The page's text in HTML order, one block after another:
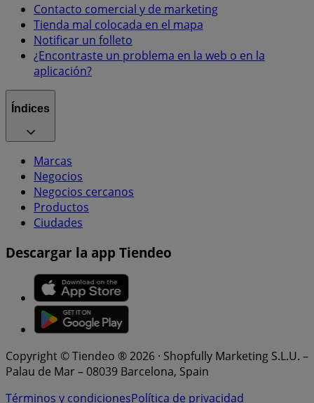
Contacto comercial y de marketing
Tienda mal colocada en el mapa
Notificar un folleto
¿Encontraste un problema en la web o en la
aplicación?
Índices
Marcas
Negocios
Negocios cercanos
Productos
Ciudades
Descargar la app Tiendeo
Copyright © Tiendeo ® 2026 · Shopfully Marketing S.L.U. –
Palau de Mar – 08039 Barcelona, Spain
Términos y condicionesPolítica de privacidad